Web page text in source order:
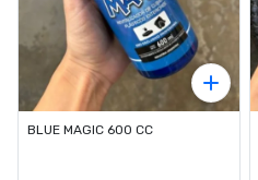
BLUE MAGIC 600 CC